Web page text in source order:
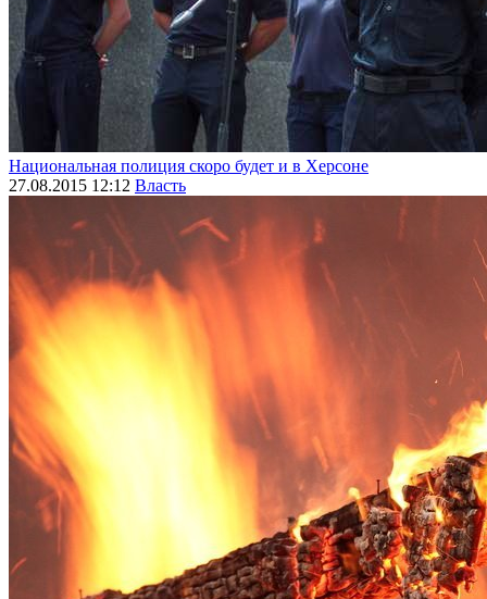
Национальная полиция скоро будет и в Херсоне
27.08.2015 12:12 Власть